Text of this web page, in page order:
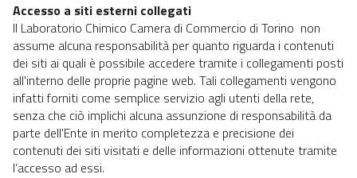
Accesso a siti esterni collegati
Il Laboratorio Chimico Camera di Commercio di Torino non
assume alcuna responsabilità per quanto riguarda i contenuti
dei siti ai quali è possibile accedere tramite i collegamenti posti
all'interno delle proprie pagine web. Tali collegamenti vengono
infatti forniti come semplice servizio agli utenti della rete,
senza che ciò implichi alcuna assunzione di responsabilità da
parte dell'Ente in merito completezza e precisione dei
contenuti dei siti visitati e delle informazioni ottenute tramite
l’accesso ad essi.